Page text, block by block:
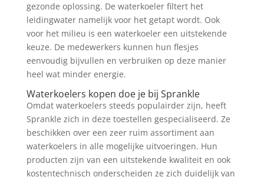
gezonde oplossing. De waterkoeler filtert het
leidingwater namelijk voor het getapt wordt. Ook
voor het milieu is een waterkoeler een uitstekende
keuze. De medewerkers kunnen hun flesjes
eenvoudig bijvullen en verbruiken op deze manier
heel wat minder energie.
Waterkoelers kopen doe je bij Sprankle
Omdat waterkoelers steeds populairder zijn, heeft
Sprankle zich in deze toestellen gespecialiseerd. Ze
beschikken over een zeer ruim assortiment aan
waterkoelers in alle mogelijke uitvoeringen. Hun
producten zijn van een uitstekende kwaliteit en ook
kostentechnisch onderscheiden ze zich duidelijk van